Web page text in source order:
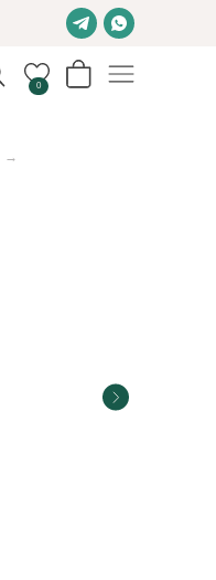
0
→